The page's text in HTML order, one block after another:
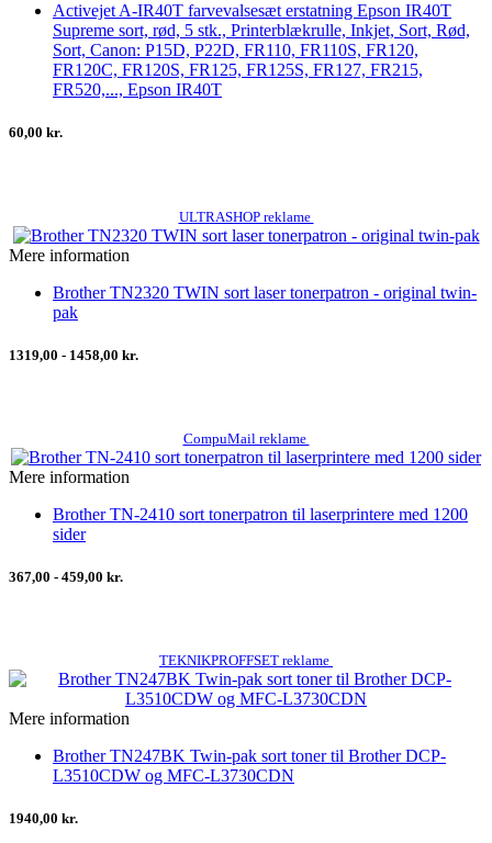
Activejet A-IR40T farvevalsesæt erstatning Epson IR40T
Supreme sort, rød, 5 stk., Printerblækrulle, Inkjet, Sort, Rød,
Sort, Canon: P15D, P22D, FR110, FR110S, FR120,
FR120C, FR120S, FR125, FR125S, FR127, FR215,
FR520,..., Epson IR40T
60,00 kr.
ULTRASHOP reklame
Mere information
Brother TN2320 TWIN sort laser tonerpatron - original twin-
pak
1319,00 - 1458,00 kr.
CompuMail reklame
Mere information
Brother TN-2410 sort tonerpatron til laserprintere med 1200
sider
367,00 - 459,00 kr.
TEKNIKPROFFSET reklame
Mere information
Brother TN247BK Twin-pak sort toner til Brother DCP-
L3510CDW og MFC-L3730CDN
1940,00 kr.